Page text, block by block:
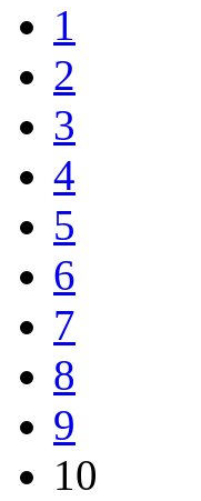
1
2
3
4
5
6
7
8
9
10